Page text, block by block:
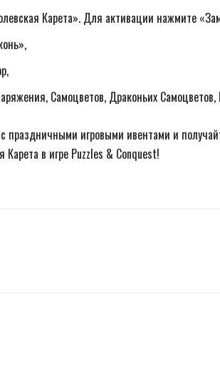
Карета». Для активации нажмите
Самоцветов, Драконьих
праздничными игровыми ивентами и
в игре Puzzles & Conquest!